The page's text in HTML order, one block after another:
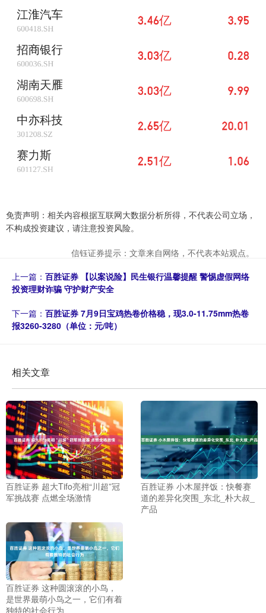
免责声明：相关内容根据互联网大数据分析所得，不代表公司立场，
不构成投资建议，请注意投资风险。
信钰证券提示：文章来自网络，不代表本站观点。
上一篇： 百胜证券 【以案说险】民生银行温馨提醒 警惕虚假网络
投资理财诈骗 守护财产安全
下一篇： 百胜证券 7月9日宝鸡热卷价格稳，现3.0-11.75mm热卷
报3260-3280（单位：元/吨）
相关文章
百胜证券 超大Tifo亮相“川超”冠
军挑战赛 点燃全场激情
百胜证券 小木屋拌饭：快餐赛
道的差异化突围_东北_朴大叔_
产品
百胜证券 这种圆滚滚的小鸟，
是世界最萌小鸟之一，它们有着
独特的社会行为